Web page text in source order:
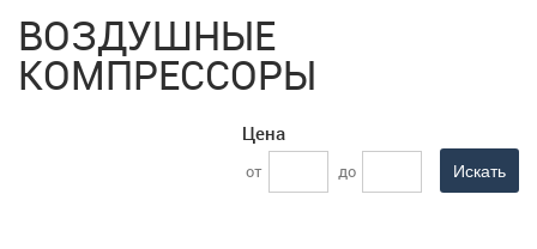
Малая бытовая техника
МФУ, Мониторы и Стабилизаторы
Телевизоры, аудио, видео, радары
ВОЗДУШНЫЕ
КОМПРЕССОРЫ
Цена
от до